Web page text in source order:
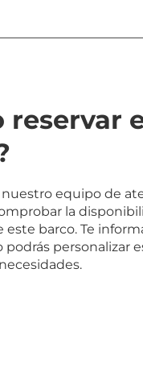
reservar
equipo de
la
este barco. Te
personalizar